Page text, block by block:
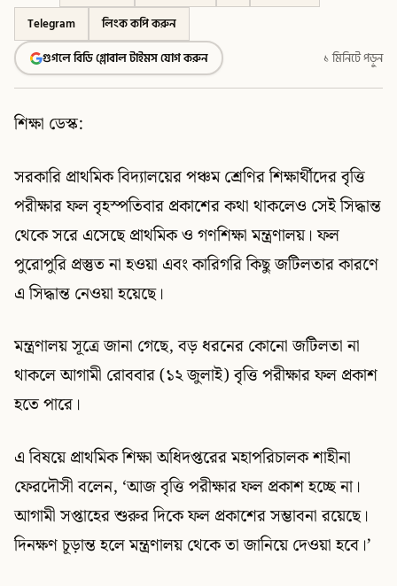
Telegram
লিংক কপি করুন
গুগলে বিডি গ্লোবাল টাইমস যোগ করুন
১ মিনিটে পড়ুন
শিক্ষা ডেস্ক:
সরকারি প্রাথমিক বিদ্যালয়ের পঞ্চম শ্রেণির শিক্ষার্থীদের বৃত্তি
পরীক্ষার ফল বৃহস্পতিবার প্রকাশের কথা থাকলেও সেই সিদ্ধান্ত
থেকে সরে এসেছে প্রাথমিক ও গণশিক্ষা মন্ত্রণালয়। ফল
পুরোপুরি প্রস্তুত না হওয়া এবং কারিগরি কিছু জটিলতার কারণে
এ সিদ্ধান্ত নেওয়া হয়েছে।
মন্ত্রণালয় সূত্রে জানা গেছে, বড় ধরনের কোনো জটিলতা না
থাকলে আগামী রোববার (১২ জুলাই) বৃত্তি পরীক্ষার ফল প্রকাশ
হতে পারে।
এ বিষয়ে প্রাথমিক শিক্ষা অধিদপ্তরের মহাপরিচালক শাহীনা
ফেরদৌসী বলেন, ‘আজ বৃত্তি পরীক্ষার ফল প্রকাশ হচ্ছে না।
আগামী সপ্তাহের শুরুর দিকে ফল প্রকাশের সম্ভাবনা রয়েছে।
দিনক্ষণ চূড়ান্ত হলে মন্ত্রণালয় থেকে তা জানিয়ে দেওয়া হবে।’